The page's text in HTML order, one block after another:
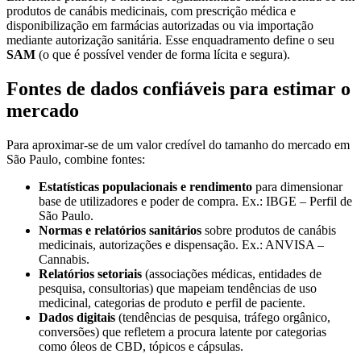
produtos de canábis medicinais, com prescrição médica e
disponibilização em farmácias autorizadas ou via importação
mediante autorização sanitária. Esse enquadramento define o seu
SAM (o que é possível vender de forma lícita e segura).
Fontes de dados confiáveis para estimar o
mercado
Para aproximar-se de um valor credível do tamanho do mercado em
São Paulo, combine fontes:
Estatísticas populacionais e rendimento para dimensionar
base de utilizadores e poder de compra. Ex.: IBGE – Perfil de
São Paulo.
Normas e relatórios sanitários sobre produtos de canábis
medicinais, autorizações e dispensação. Ex.: ANVISA –
Cannabis.
Relatórios setoriais (associações médicas, entidades de
pesquisa, consultorias) que mapeiam tendências de uso
medicinal, categorias de produto e perfil de paciente.
Dados digitais (tendências de pesquisa, tráfego orgânico,
conversões) que refletem a procura latente por categorias
como óleos de CBD, tópicos e cápsulas.